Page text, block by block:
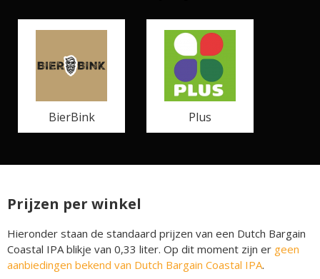
BierBink Plus
Prijzen per winkel
Hieronder staan de standaard prijzen van een Dutch Bargain
Coastal IPA blikje van 0,33 liter. Op dit moment zijn er geen
aanbiedingen bekend van Dutch Bargain Coastal IPA.